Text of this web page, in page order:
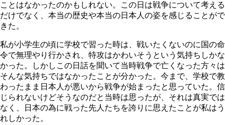
ことはなかったのかもしれない。この日は戦争について考える
だけでなく、本当の歴史や本当の日本人の姿を感じることがで
きた。
私が小学生の頃に学校で習った時は、戦いたくないのに国の命
令で無理やり行かされ、特攻はかわいそうという気持ちしかな
かった。しかしこの日話を聞いて当時戦争で亡くなった方々は
そんな気持ちではなかったことが分かった。今まで、学校で教
わったまま日本人が悪いから戦争が始まったと思っていた。信
じられないけどそうなのだと当時は思ったが、それは真実では
なく、日本の為に戦った先人たちを誇りに思えたことが私はう
れしかった。